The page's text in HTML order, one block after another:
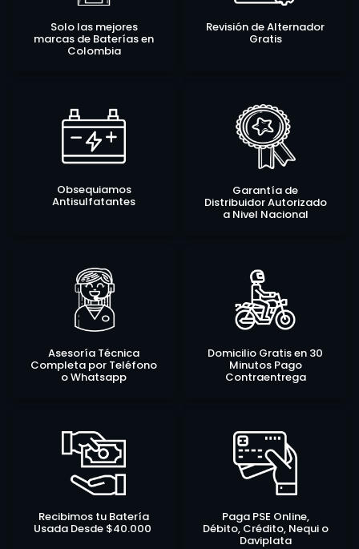
Solo las mejores
marcas de Baterías en
Colombia
Revisión de Alternador
Gratis
Obsequiamos
Antisulfatantes
Garantía de
Distribuidor Autorizado
a Nivel Nacional
Asesoría Técnica
Completa por Teléfono
o Whatsapp
Domicilio Gratis en 30
Minutos Pago
Contraentrega
Recibimos tu Batería
Usada Desde $40.000
Paga PSE Online,
Débito, Crédito, Nequi o
Daviplata